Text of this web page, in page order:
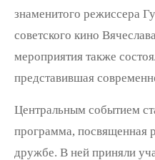
знаменитого режиссера
советского кино
мероприятия также
представившая
Центральным событием
программа, посвященная
дружбе. В ней приняли